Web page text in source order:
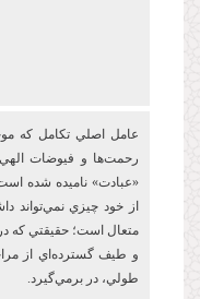
عامل اصلي تکامل که
رحمت‌ها و فيوضات
«عبادت» ناميده شده
از خود چيزي نمي‌تواند
متعال است؛ حقيقتي که
و طيف گسترده‌اي از
طولي، در برمي‌گيرد.